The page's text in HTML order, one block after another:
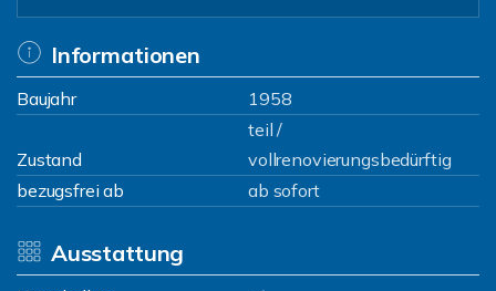
Informationen
Baujahr 1958
Zustand
teil /
vollrenovierungsbedürftig
bezugsfrei ab
ab sofort
Ausstattung